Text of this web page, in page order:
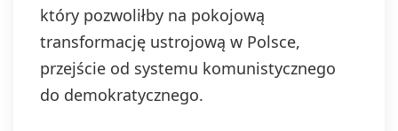
który pozwoliłby na pokojową
transformację ustrojową w Polsce,
przejście od systemu komunistycznego
do demokratycznego.